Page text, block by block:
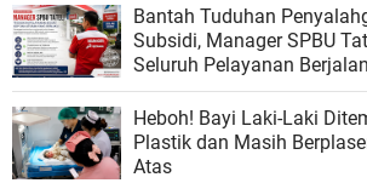
Bantah Tuduhan
Subsidi, Manager SPBU
Seluruh Pelayanan
Regulasi
Heboh! Bayi Laki-Laki
Plastik dan Masih
Atas